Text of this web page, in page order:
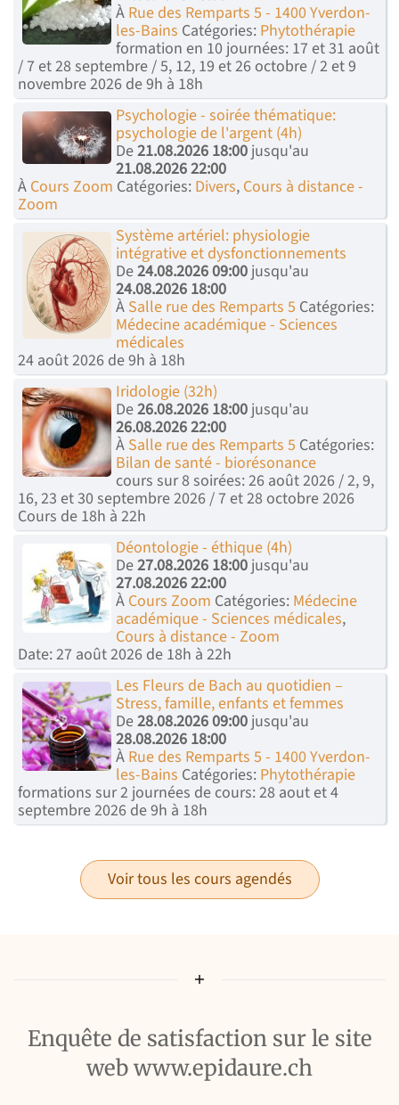
À Rue des Remparts 5 - 1400 Yverdon-
les-Bains Catégories: Phytothérapie
formation en 10 journées: 17 et 31 août
/ 7 et 28 septembre / 5, 12, 19 et 26 octobre / 2 et 9
novembre 2026 de 9h à 18h
Psychologie - soirée thématique:
psychologie de l'argent (4h)
De21.08.2026 18:00 jusqu'au
21.08.2026 22:00
À Cours Zoom Catégories: Divers, Cours à distance -
Zoom
Système artériel: physiologie
intégrative et dysfonctionnements
De24.08.2026 09:00 jusqu'au
24.08.2026 18:00
À Salle rue des Remparts 5 Catégories:
Médecine académique - Sciences
médicales
24 août 2026 de 9h à 18h
Iridologie (32h)
De26.08.2026 18:00 jusqu'au
26.08.2026 22:00
À Salle rue des Remparts 5 Catégories:
Bilan de santé - biorésonance
cours sur 8 soirées: 26 août 2026 / 2, 9,
16, 23 et 30 septembre 2026 / 7 et 28 octobre 2026
Cours de 18h à 22h
Déontologie - éthique (4h)
De27.08.2026 18:00 jusqu'au
27.08.2026 22:00
À Cours Zoom Catégories: Médecine
académique - Sciences médicales,
Cours à distance - Zoom
Date: 27 août 2026 de 18h à 22h
Les Fleurs de Bach au quotidien –
Stress, famille, enfants et femmes
De28.08.2026 09:00 jusqu'au
28.08.2026 18:00
À Rue des Remparts 5 - 1400 Yverdon-
les-Bains Catégories: Phytothérapie
formations sur 2 journées de cours: 28 aout et 4
septembre 2026 de 9h à 18h
Voir tous les cours agendés
Enquête de satisfaction sur le site
web www.epidaure.ch